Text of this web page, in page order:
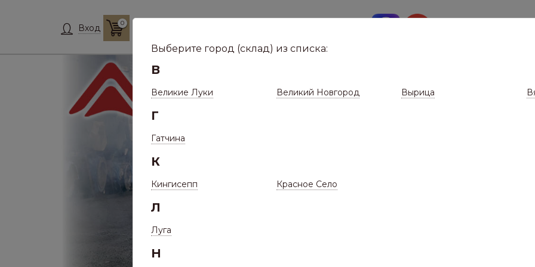
Вход 0
Выберите город (склад) из списка:
В
Великие Луки Великий Новгород Вырица
Г
Гатчина
К
Кингисепп Красное Село
Л
Луга
Н